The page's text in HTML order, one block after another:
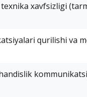
xavfsizligi
qurilishi va